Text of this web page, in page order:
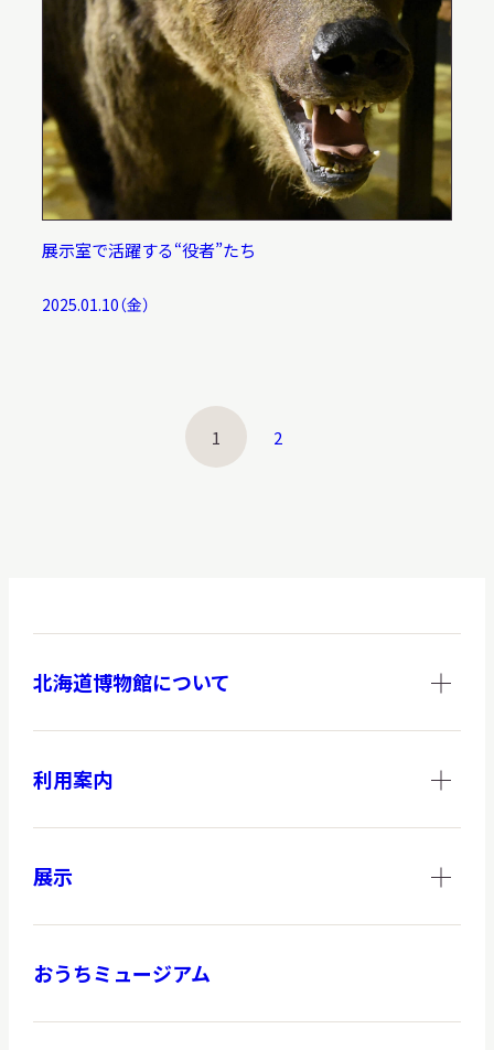
展示室で活躍する“役者”たち
2025.01.10（金）
1 2
北海道博物館について
利用案内
展示
おうちミュージアム